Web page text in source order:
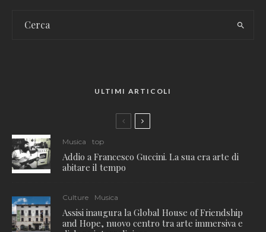
ULTIMI ARTICOLI
Musica top
Addio a Francesco Guccini. La sua era arte di
abitare il tempo
Culture Musica
Assisi inaugura la Global House of Friendship
and Hope, nuovo centro tra arte immersiva e